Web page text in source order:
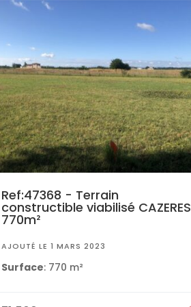
Ref:47368 - Terrain
constructible viabilisé CAZERES
770m²
AJOUTÉ LE 1 MARS 2023
Surface: 770 m²